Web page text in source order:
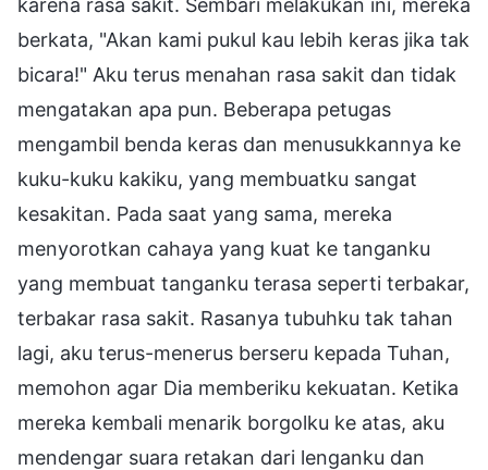
berkata, "Akan kami pukul kau lebih keras jika tak
bicara!" Aku terus menahan rasa sakit dan tidak
mengatakan apa pun. Beberapa petugas
mengambil benda keras dan menusukkannya ke
kuku-kuku kakiku, yang membuatku sangat
kesakitan. Pada saat yang sama, mereka
menyorotkan cahaya yang kuat ke tanganku
yang membuat tanganku terasa seperti terbakar,
terbakar rasa sakit. Rasanya tubuhku tak tahan
lagi, aku terus-menerus berseru kepada Tuhan,
memohon agar Dia memberiku kekuatan. Ketika
mereka kembali menarik borgolku ke atas, aku
mendengar suara retakan dari lenganku dan